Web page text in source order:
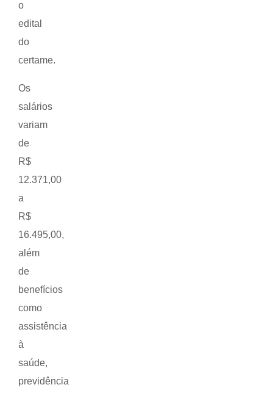
o
edital
do
certame.
Os
salários
variam
de
R$
12.371,00
a
R$
16.495,00,
além
de
benefícios
como
assistência
à
saúde,
previdência